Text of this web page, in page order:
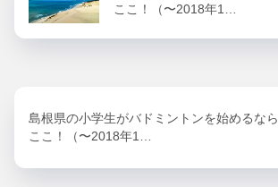
ここ！（〜2018年1…
島根県の小学生がバドミントンを始めるなら
ここ！（〜2018年1…